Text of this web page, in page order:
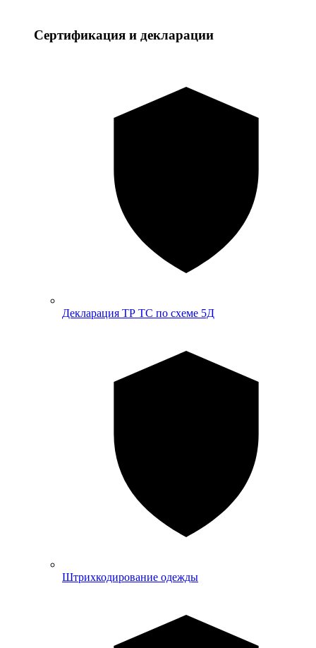
Сертификация и декларации
Декларация ТР ТС по схеме 5Д
Штрихкодирование одежды